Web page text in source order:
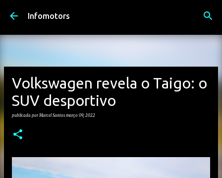
Avançar para o conteúdo principal
Infomotors
Volkswagen revela o Taigo: o
SUV desportivo
publicada porMarcel Santos março 09, 2022